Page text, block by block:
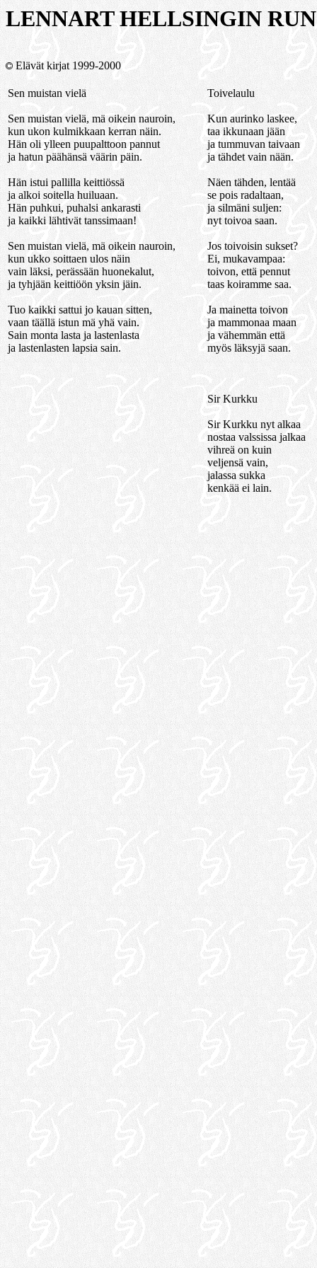
LENNART HELLSINGIN
Elävät kirjat 1999-2000
Sen muistan vielä
Sen muistan vielä, mä oikein nauroin,
kun ukon kulmikkaan kerran näin.
Hän oli ylleen puupalttoon pannut
ja hatun päähänsä väärin päin.
Hän istui pallilla keittiössä
ja alkoi soitella huiluaan.
Hän puhkui, puhalsi ankarasti
ja kaikki lähtivät tanssimaan!
Sen muistan vielä, mä oikein nauroin,
kun ukko soittaen ulos näin
vain läksi, perässään huonekalut,
ja tyhjään keittiöön yksin jäin.
Tuo kaikki sattui jo kauan sitten,
vaan täällä istun mä yhä vain.
Sain monta lasta ja lastenlasta
ja lastenlasten lapsia sain.
Toivelaulu
Kun aurinko laskee,
taa ikkunaan jään
ja tummuvan taivaan
ja tähdet vain nään.
Näen tähden, lentää
se pois radaltaan,
ja silmäni suljen:
nyt toivoa saan.
Jos toivoisin sukset?
Ei, mukavampaa:
toivon, että pennut
taas koiramme saa.
Ja mainetta toivon
ja mammonaa maan
ja vähemmän että
myös läksyjä saan.
Sir Kurkku
Sir Kurkku nyt alkaa
nostaa valssissa jalkaa
vihreä on kuin
veljensä vain,
jalassa sukka
kenkää ei lain.